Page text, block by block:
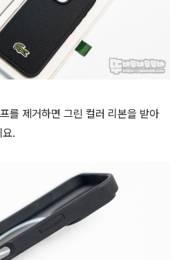
를 제거하면 그린 컬러 리본을 받아
요.